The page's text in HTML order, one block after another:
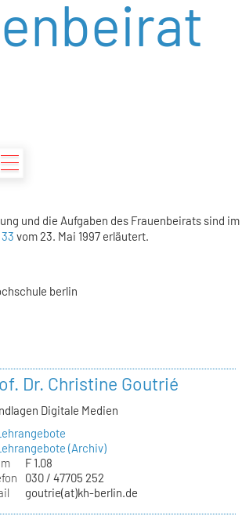
und die Aufgaben des Frauenbeirats sind im
vom 23. Mai 1997 erläutert.
berlin
Dr. Christine Goutrié
Digitale Medien
(Archiv)
F 1.08
030 / 47705 252
goutrie(at)kh-berlin.de